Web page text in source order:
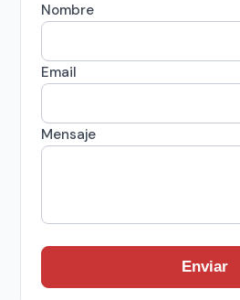
Nombre
Email
Mensaje
Enviar